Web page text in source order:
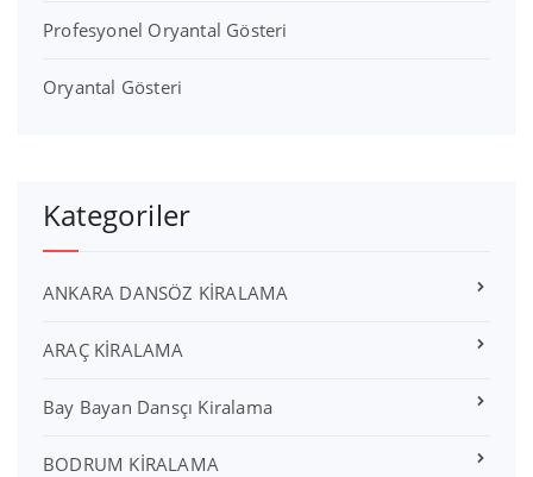
Profesyonel Oryantal Gösteri
Oryantal Gösteri
Kategoriler
ANKARA DANSÖZ KİRALAMA
ARAÇ KİRALAMA
Bay Bayan Dansçı Kiralama
BODRUM KİRALAMA